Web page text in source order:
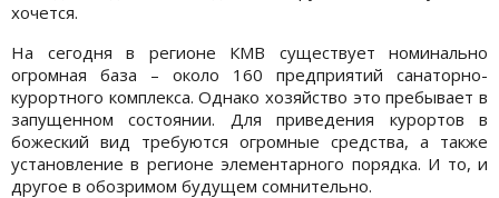
хочется.
На сегодня в регионе КМВ существует номинально
огромная база – около 160 предприятий санаторно-
курортного комплекса. Однако хозяйство это пребывает в
запущенном состоянии. Для приведения курортов в
божеский вид требуются огромные средства, а также
установление в регионе элементарного порядка. И то, и
другое в обозримом будущем сомнительно.